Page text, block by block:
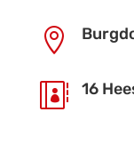

 16